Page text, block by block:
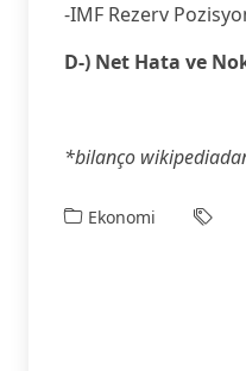
-IMF Rezerv
D-) Net Hata ve
*bilanço
Ekonomi